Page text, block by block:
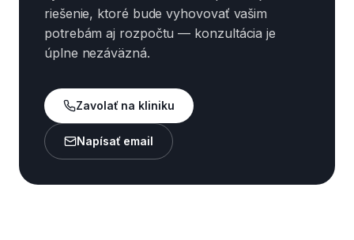
riešenie, ktoré bude vyhovovať vašim
potrebám aj rozpočtu — konzultácia je
úplne nezáväzná.
Zavolať na kliniku
Napísať email